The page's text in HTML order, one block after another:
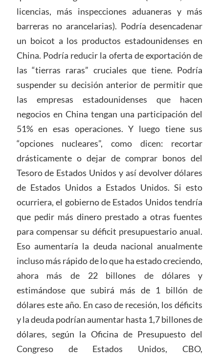
licencias, más inspecciones aduaneras y más
barreras no arancelarias). Podría desencadenar
un boicot a los productos estadounidenses en
China. Podría reducir la oferta de exportación de
las “tierras raras” cruciales que tiene. Podría
suspender su decisión anterior de permitir que
las empresas estadounidenses que hacen
negocios en China tengan una participación del
51% en esas operaciones. Y luego tiene sus
“opciones nucleares”, como dicen: recortar
drásticamente o dejar de comprar bonos del
Tesoro de Estados Unidos y así devolver dólares
de Estados Unidos a Estados Unidos. Si esto
ocurriera, el gobierno de Estados Unidos tendría
que pedir más dinero prestado a otras fuentes
para compensar su déficit presupuestario anual.
Eso aumentaría la deuda nacional anualmente
incluso más rápido de lo que ha estado creciendo,
ahora más de 22 billones de dólares y
estimándose que subirá más de 1 billón de
dólares este año. En caso de recesión, los déficits
y la deuda podrían aumentar hasta 1,7 billones de
dólares, según la Oficina de Presupuesto del
Congreso de Estados Unidos, CBO,